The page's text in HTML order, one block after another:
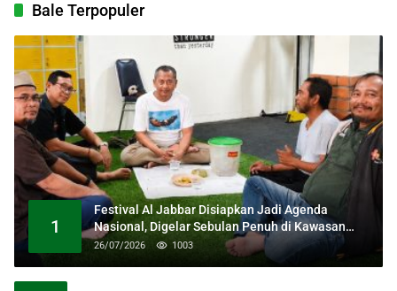
Bale Terpopuler
1
Festival Al Jabbar Disiapkan Jadi Agenda
Nasional, Digelar Sebulan Penuh di Kawasan
Masjid Raya Al Jabbar
26/07/2026 1003